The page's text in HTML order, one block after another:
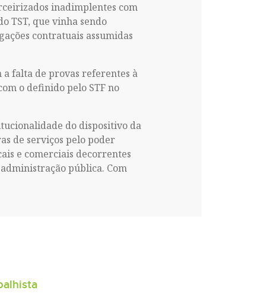
inadimplentes com
TST, que vinha sendo
contratuais assumidas
falta de provas referentes à
o definido pelo STF no
do dispositivo da
de serviços pelo poder
e comerciais decorrentes
pública. Com